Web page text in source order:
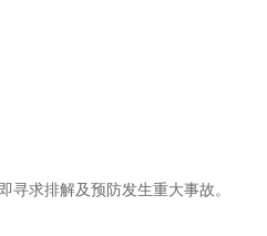
求排解及预防发生重大事故。